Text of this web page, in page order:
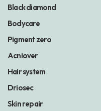
Black diamond
Bodycare
Pigment zero
Acniover
Hair system
Driosec
Skin repair